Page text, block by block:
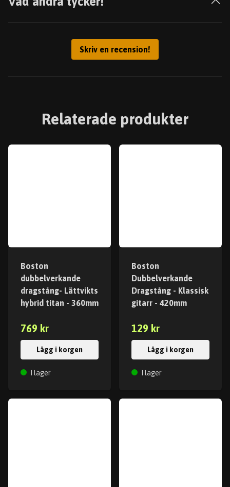
Skriv en recension!
Relaterade produkter
Boston
dubbelverkande
dragstång- Lättvikts
hybrid titan - 360mm
769 kr
Lägg i korgen
I lager
Boston
Dubbelverkande
Dragstång - Klassisk
gitarr - 420mm
129 kr
Lägg i korgen
I lager